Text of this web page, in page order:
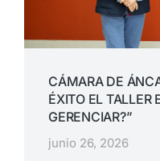
CÁMARA DE
ÉXITO EL TALLER
GERENCIAR?”
junio 26, 2026